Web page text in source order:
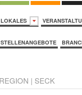
LOKALES
STELLENANGEBOTE
REGION | SECK